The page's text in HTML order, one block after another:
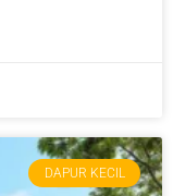
DAPUR KECIL